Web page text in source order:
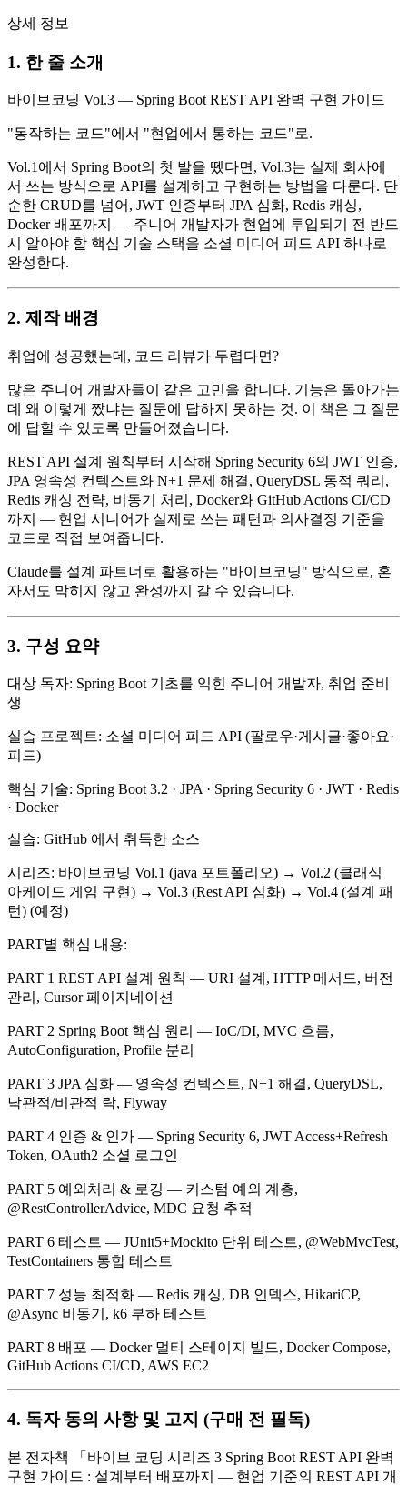
상세 정보
1. 한 줄 소개
바이브코딩 Vol.3 — Spring Boot REST API 완벽 구현 가이드
"동작하는 코드"에서 "현업에서 통하는 코드"로.
Vol.1에서 Spring Boot의 첫 발을 뗐다면, Vol.3는 실제 회사에
서 쓰는 방식으로 API를 설계하고 구현하는 방법을 다룬다. 단
순한 CRUD를 넘어, JWT 인증부터 JPA 심화, Redis 캐싱,
Docker 배포까지 — 주니어 개발자가 현업에 투입되기 전 반드
시 알아야 할 핵심 기술 스택을 소셜 미디어 피드 API 하나로
완성한다.
2. 제작 배경
취업에 성공했는데, 코드 리뷰가 두렵다면?
많은 주니어 개발자들이 같은 고민을 합니다. 기능은 돌아가는
데 왜 이렇게 짰냐는 질문에 답하지 못하는 것. 이 책은 그 질문
에 답할 수 있도록 만들어졌습니다.
REST API 설계 원칙부터 시작해 Spring Security 6의 JWT 인증,
JPA 영속성 컨텍스트와 N+1 문제 해결, QueryDSL 동적 쿼리,
Redis 캐싱 전략, 비동기 처리, Docker와 GitHub Actions CI/CD
까지 — 현업 시니어가 실제로 쓰는 패턴과 의사결정 기준을
코드로 직접 보여줍니다.
Claude를 설계 파트너로 활용하는 "바이브코딩" 방식으로, 혼
자서도 막히지 않고 완성까지 갈 수 있습니다.
3. 구성 요약
대상 독자: Spring Boot 기초를 익힌 주니어 개발자, 취업 준비
생
실습 프로젝트: 소셜 미디어 피드 API (팔로우·게시글·좋아요·
피드)
핵심 기술: Spring Boot 3.2 · JPA · Spring Security 6 · JWT · Redis
· Docker
실습: GitHub 에서 취득한 소스
시리즈: 바이브코딩 Vol.1 (java 포트폴리오) → Vol.2 (클래식
아케이드 게임 구현) → Vol.3 (Rest API 심화) → Vol.4 (설계 패
턴) (예정)
PART별 핵심 내용:
PART 1 REST API 설계 원칙 — URI 설계, HTTP 메서드, 버전
관리, Cursor 페이지네이션
PART 2 Spring Boot 핵심 원리 — IoC/DI, MVC 흐름,
AutoConfiguration, Profile 분리
PART 3 JPA 심화 — 영속성 컨텍스트, N+1 해결, QueryDSL,
낙관적/비관적 락, Flyway
PART 4 인증 & 인가 — Spring Security 6, JWT Access+Refresh
Token, OAuth2 소셜 로그인
PART 5 예외처리 & 로깅 — 커스텀 예외 계층,
@RestControllerAdvice, MDC 요청 추적
PART 6 테스트 — JUnit5+Mockito 단위 테스트, @WebMvcTest,
TestContainers 통합 테스트
PART 7 성능 최적화 — Redis 캐싱, DB 인덱스, HikariCP,
@Async 비동기, k6 부하 테스트
PART 8 배포 — Docker 멀티 스테이지 빌드, Docker Compose,
GitHub Actions CI/CD, AWS EC2
4. 독자 동의 사항 및 고지 (구매 전 필독)
본 전자책 「바이브 코딩 시리즈 3 Spring Boot REST API 완벽
구현 가이드 : 설계부터 배포까지 — 현업 기준의 REST API 개